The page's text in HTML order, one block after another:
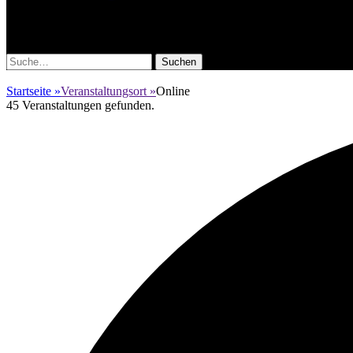
Facebook
Instagram
Suche
nach:
Startseite »Veranstaltungsort »Online
45 Veranstaltungen gefunden.